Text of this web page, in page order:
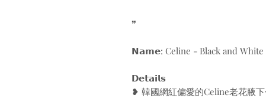
❞
𝗡𝗮𝗺𝗲: Celine - Black and White
𝗗𝗲𝘁𝗮𝗶𝗹𝘀
❥ 韓國網紅偏愛的Celine老花腋